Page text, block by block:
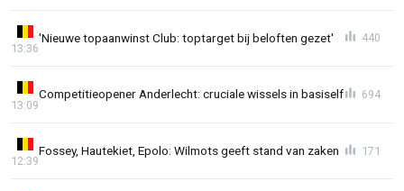
'Nieuwe topaanwinst Club: toptarget bij beloften gezet'
13:36
440
Competitieopener Anderlecht: cruciale wissels in basiself
13:09
694
Fossey, Hautekiet, Epolo: Wilmots geeft stand van zaken
12:39
171